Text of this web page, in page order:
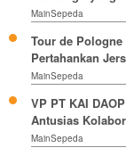
MainSepeda
Tour de Pologne
Pertahankan
MainSepeda
VP PT KAI
Antusias
MainSepeda